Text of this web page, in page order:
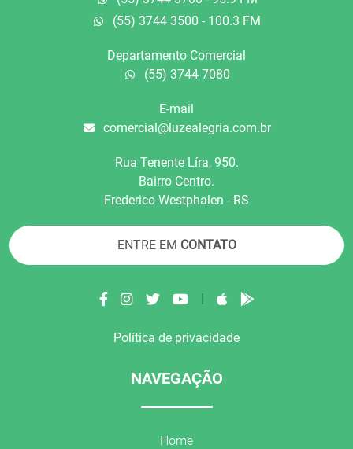
(55) 3744 3500 - 100.3 FM
Departamento Comercial
(55) 3744 7080
E-mail
comercial@luzealegria.com.br
Rua Tenente Líra, 950.
Bairro Centro.
Frederico Westphalen - RS
ENTRE EM CONTATO
Política de privacidade
NAVEGAÇÃO
Home